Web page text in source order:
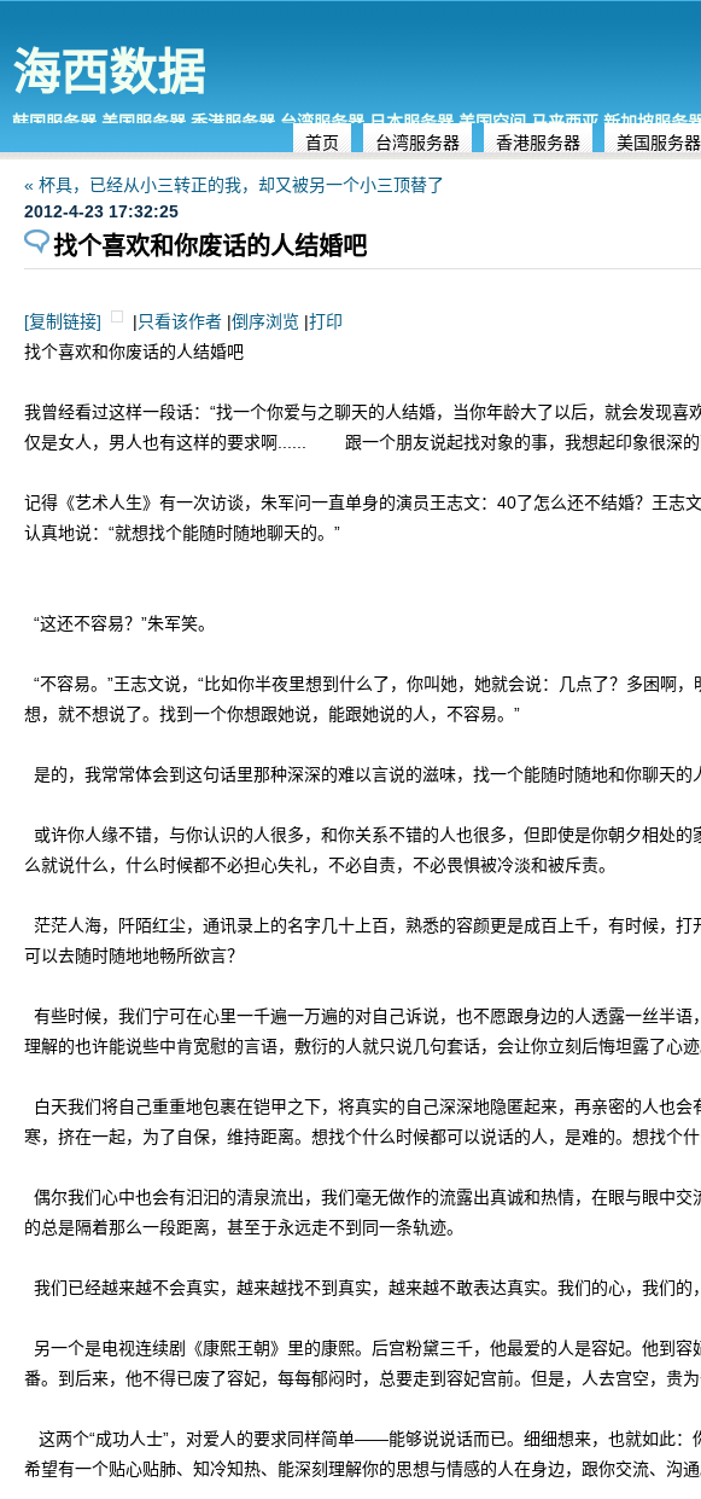
海西数据
韩国服务器,美国服务器,香港服务器,台湾服务器,日本服务器,美国空间,马来西亚,新加坡服务
首页
台湾服务器 香港服务器 美国服务器
« 杯具，已经从小三转正的我，却又被另一个小三顶替了
2012-4-23 17:32:25
找个喜欢和你废话的人结婚吧
[复制链接] |只看该作者 |倒序浏览 |打印
找个喜欢和你废话的人结婚吧
我曾经看过这样一段话：“找一个你爱与之聊天的人结婚，当你年龄大了以后，就会发现
仅是女人，男人也有这样的要求啊...... 跟一个朋友说起找对象的事，我想起印象很
记得《艺术人生》有一次访谈，朱军问一直单身的演员王志文：40了怎么还不结婚？王志
认真地说：“就想找个能随时随地聊天的。”
“这还不容易？”朱军笑。
“不容易。”王志文说，“比如你半夜里想到什么了，你叫她，她就会说：几点了？多困啊
想，就不想说了。找到一个你想跟她说，能跟她说的人，不容易。”
是的，我常常体会到这句话里那种深深的难以言说的滋味，找一个能随时随地和你聊天的
或许你人缘不错，与你认识的人很多，和你关系不错的人也很多，但即使是你朝夕相处
么就说什么，什么时候都不必担心失礼，不必自责，不必畏惧被冷淡和被斥责。
茫茫人海，阡陌红尘，通讯录上的名字几十上百，熟悉的容颜更是成百上千，有时候，
可以去随时随地地畅所欲言？
有些时候，我们宁可在心里一千遍一万遍的对自己诉说，也不愿跟身边的人透露一丝半
理解的也许能说些中肯宽慰的言语，敷衍的人就只说几句套话，会让你立刻后悔坦露了心迹
白天我们将自己重重地包裹在铠甲之下，将真实的自己深深地隐匿起来，再亲密的人也
寒，挤在一起，为了自保，维持距离。想找个什么时候都可以说话的人，是难的。想找个什
偶尔我们心中也会有汩汩的清泉流出，我们毫无做作的流露出真诚和热情，在眼与眼中
的总是隔着那么一段距离，甚至于永远走不到同一条轨迹。
我们已经越来越不会真实，越来越找不到真实，越来越不敢表达真实。我们的心，我们
另一个是电视连续剧《康熙王朝》里的康熙。后宫粉黛三千，他最爱的人是容妃。他到
番。到后来，他不得已废了容妃，每每郁闷时，总要走到容妃宫前。但是，人去宫空，贵
这两个“成功人士”，对爱人的要求同样简单——能够说说话而已。细细想来，也就如此
希望有一个贴心贴肺、知冷知热、能深刻理解你的思想与情感的人在身边，跟你交流、沟